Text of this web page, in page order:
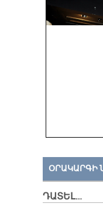
ՕՐԱԿԱՐԳԻ
ԴԱՏԵԼ…